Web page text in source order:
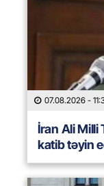
07.08.2026 -
İran Ali Milli
katib təyin